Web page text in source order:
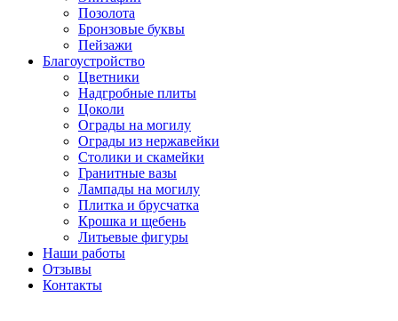
Позолота
Бронзовые буквы
Пейзажи
Благоустройство
Цветники
Надгробные плиты
Цоколи
Ограды на могилу
Ограды из нержавейки
Столики и скамейки
Гранитные вазы
Лампады на могилу
Плитка и брусчатка
Крошка и щебень
Литьевые фигуры
Наши работы
Отзывы
Контакты